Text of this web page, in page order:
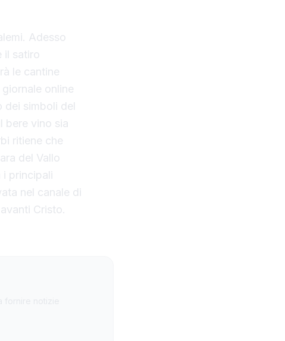
Adesso
il satiro
le cantine
online
dei simboli del
bere vino sia
ritiene che
del Vallo
i principali
nel canale di
Cristo.